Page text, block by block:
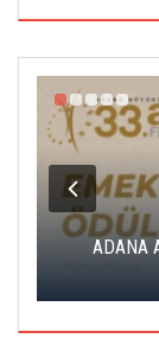
SİNEMA
KEMAL EMEK